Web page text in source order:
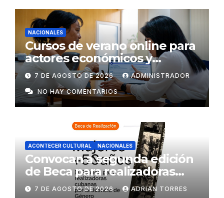
NACIONALES
Cursos de verano online para
actores económicos y
estatales
7 DE AGOSTO DE 2026 ADMINISTRADOR
NO HAY COMENTARIOS
ACONTECER CULTURAL NACIONALES
Convocan a segunda edición
de Beca para realizadoras
mayores de 50 años
7 DE AGOSTO DE 2026 ADRIAN TORRES